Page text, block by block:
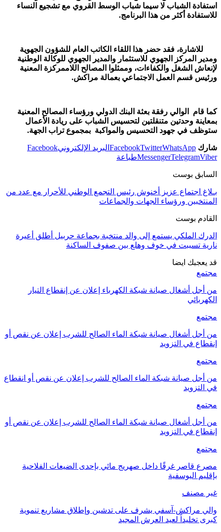
استفادة الشباب لا سيما شباب الوسط القروي مع تشجيع النساء
للاستفادة أكثر من هذا البرنامج.
للاشارة، فقد حضر هذا اللقاء الكاتب العام للشؤون الجهوية
ومدير المركز الجهوي للاستثمار والمدير الجهوي للوكالة الوطنية
لإنعاش الشغل والكفاءات، وممثلوا المصالح اللاممركزة المعنية
ورئيس قسم العمل الاجتماعي بعمالة مراكش.
كما قام الوالي رفقة بعثة البنك الدولي ورؤساء المصالح المعنية
بمعاينة وحدتين متنقلتين لتحسيس الشباب على ريادة الأعمال
ستوظف في جهود التحسيس والمواكبة بمجموع تراب الجهة.
شارك FacebookTwitterWhatsApp البريد الإلكترونيFacebook
MessengerTelegramViber طباعة
السابق بوست
بـلاغ اجتماع عزيز أخنوش رئيس التجمع الوطني للأحرار مع عدد من
المنتخبين ورؤساء الجهات والجماعات
القادم بوست
الدرك الملكي يستمع إلى والد منتخبة بجماعة حربيل أطلق أعيرة
نارية تسببت في خوف وهلع بين صفوف الساكنة
قد يعجبك ايضا
مجتمع
من أجل أشغال صيانة شبكة الكهرباء إعلان عن إنقطاع التيار
الكهربائي
مجتمع
من أجل أشغال صيانة شبكة الماء الصالح للشرب إعلان عن نقص أو
إنقطاع في التزويد
مجتمع
من أجل صيانة شبكة الماء الصالح للشرب إعلان عن نقص أو انقطاع
في التزويد
مجتمع
من أجل أشغال صيانة شبكة الماء الصالح للشرب إعلان عن نقص أو
إنقطاع في التزويد
مجتمع
مصرع قاصر غرقًا داخل صهريج مائي بإحدى الضيعات الفلاحية
بإقليم اليوسفية
غير مصنف
والي مراكش-آسفي يشرف على تدشين وإطلاق مشاريع تنموية
كبرى تخليداً لعيد العرش المجيد